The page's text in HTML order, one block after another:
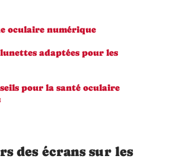
oculaire numérique
adaptées pour les
pour la santé oculaire
des écrans sur les